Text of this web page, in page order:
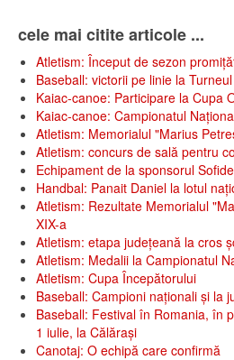
cele mai citite articole ...
Atletism: Început de sezon
Baseball: victorii pe linie la
Kaiac-canoe: Participare la Cupa
Kaiac-canoe: Campionatul
Atletism: Memorialul "Marius
Atletism: concurs de sală pentru
Echipament de la sponsorul
Handbal: Panait Daniel la lotul
Atletism: Rezultate Memorialul
XIX-a
Atletism: etapa județeană la cros
Atletism: Medalii la Campionatul
Atletism: Cupa Începătorului
Baseball: Campioni naționali și la
Baseball: Festival în Romania, în
1 iulie, la Călăraşi
Canotaj: O echipă care confirmă